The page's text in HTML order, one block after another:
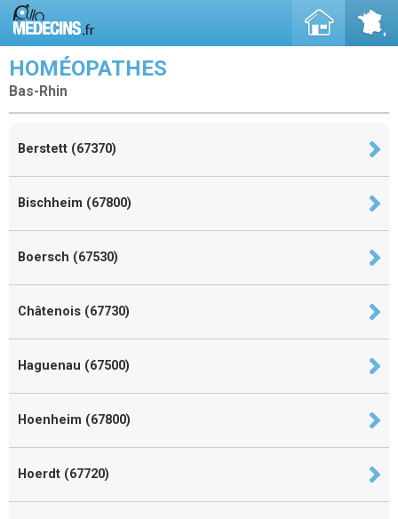
HOMÉOPATHES
Bas-Rhin
Berstett (67370)
Bischheim (67800)
Boersch (67530)
Châtenois (67730)
Haguenau (67500)
Hoenheim (67800)
Hoerdt (67720)